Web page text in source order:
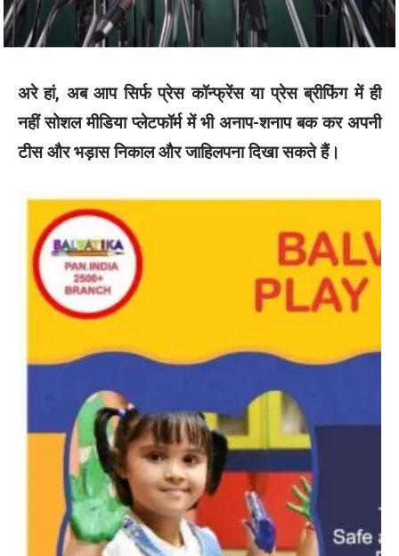
अरे हां, अब आप सिर्फ प्रेस कॉन्फ्रेंस या प्रेस ब्रीफिंग में ही
नहीं सोशल मीडिया प्लेटफॉर्म में भी अनाप-शनाप बक कर अपनी
टीस और भड़ास निकाल और जाहिलपना दिखा सकते हैं।